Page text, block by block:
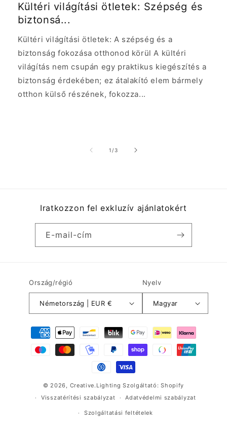
Kültéri világítási ötletek: Szépség és
biztonsá...
Kültéri világítási ötletek: A szépség és a
biztonság fokozása otthonod körül A kültéri
világítás nem csupán egy praktikus kiegészítés a
biztonság érdekében; ez átalakító elem bármely
otthon külső részének, fokozza...
1 //3
Iratkozzon fel exkluzív ajánlatokért
E-mail-cím
Ország/régió
Németország | EUR €
Nyelv
Magyar
Fizetési
módok
© 2026, Creative.Lighting Szolgáltató: Shopify
Visszatérítési szabályzat
Adatvédelmi szabályzat
Szolgáltatási feltételek